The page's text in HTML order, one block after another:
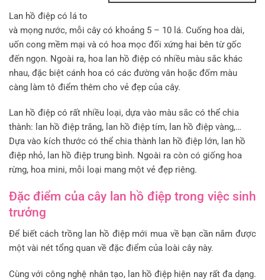
Lan hồ điệp có lá to
và mọng nước, mỗi cây có khoảng 5 – 10 lá. Cuống hoa dài,
uốn cong mềm mại và có hoa mọc đối xứng hai bên từ gốc
đến ngọn. Ngoài ra, hoa lan hồ điệp có nhiều màu sắc khác
nhau, đặc biệt cánh hoa có các đường vân hoặc đốm màu
càng làm tô điểm thêm cho vẻ đẹp của cây.
Lan hồ điệp có rất nhiều loại, dựa vào màu sắc có thể chia
thành: lan hồ điệp trắng, lan hồ điệp tím, lan hồ điệp vàng,…
Dựa vào kích thước có thể chia thành lan hồ điệp lớn, lan hồ
điệp nhỏ, lan hồ điệp trung bình. Ngoài ra còn có giống hoa
rừng, hoa mini, mỗi loại mang một vẻ đẹp riêng.
Đặc điểm của cây lan hồ điệp trong việc sinh
trưởng
Để biết cách trồng lan hồ điệp mới mua về bạn cần nắm được
một vài nét tổng quan về đặc điểm của loài cây này.
Cùng với công nghệ nhân tạo, lan hồ điệp hiện nay rất đa dạng.